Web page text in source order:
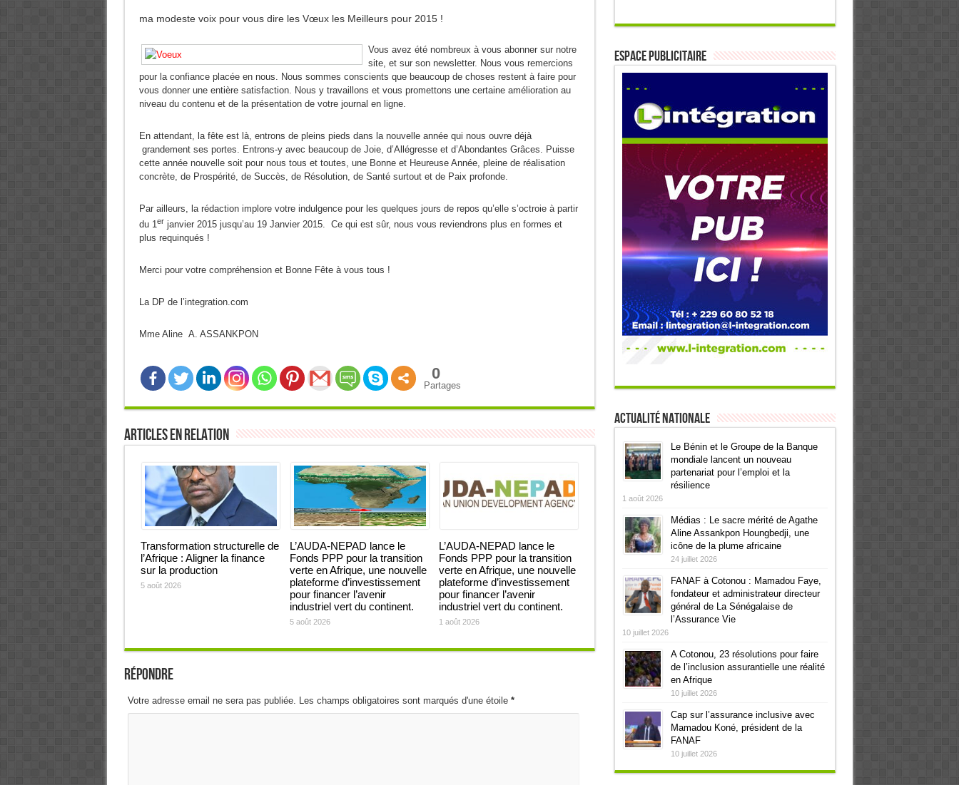
ma modeste voix pour vous dire les Vœux les Meilleurs pour 2015 !
Vous avez été nombreux à vous abonner sur notre
site, et sur son newsletter. Nous vous remercions
pour la confiance placée en nous. Nous sommes conscients que beaucoup de choses restent à faire pour
vous donner une entière satisfaction. Nous y travaillons et vous promettons une certaine amélioration au
niveau du contenu et de la présentation de votre journal en ligne.
En attendant, la fête est là, entrons de pleins pieds dans la nouvelle année qui nous ouvre déjà
grandement ses portes. Entrons-y avec beaucoup de Joie, d’Allégresse et d’Abondantes Grâces. Puisse
cette année nouvelle soit pour nous tous et toutes, une Bonne et Heureuse Année, pleine de réalisation
concrète, de Prospérité, de Succès, de Résolution, de Santé surtout et de Paix profonde.
Par ailleurs, la rédaction implore votre indulgence pour les quelques jours de repos qu’elle s’octroie à partir
du 1er janvier 2015 jusqu’au 19 Janvier 2015. Ce qui est sûr, nous vous reviendrons plus en formes et
plus requinqués !
Merci pour votre compréhension et Bonne Fête à vous tous !
La DP de l’integration.com
Mme Aline A. ASSANKPON
0
Partages
Articles en relation
Transformation structurelle de
l’Afrique : Aligner la finance
sur la production
5 août 2026
L’AUDA-NEPAD lance le
Fonds PPP pour la transition
verte en Afrique, une nouvelle
plateforme d’investissement
pour financer l’avenir
industriel vert du continent.
5 août 2026
L’AUDA-NEPAD lance le
Fonds PPP pour la transition
verte en Afrique, une nouvelle
plateforme d’investissement
pour financer l’avenir
industriel vert du continent.
1 août 2026
Répondre
Votre adresse email ne sera pas publiée. Les champs obligatoires sont marqués d'une étoile *
ESPACE PUBLICITAIRE
Actualité Nationale
Le Bénin et le Groupe de la Banque
mondiale lancent un nouveau
partenariat pour l’emploi et la
résilience
1 août 2026
Médias : Le sacre mérité de Agathe
Aline Assankpon Houngbedji, une
icône de la plume africaine
24 juillet 2026
FANAF à Cotonou : Mamadou Faye,
fondateur et administrateur directeur
général de La Sénégalaise de
l’Assurance Vie
10 juillet 2026
A Cotonou, 23 résolutions pour faire
de l’inclusion assurantielle une réalité
en Afrique
10 juillet 2026
Cap sur l’assurance inclusive avec
Mamadou Koné, président de la
FANAF
10 juillet 2026